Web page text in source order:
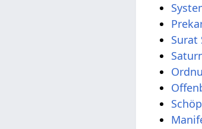
Surat